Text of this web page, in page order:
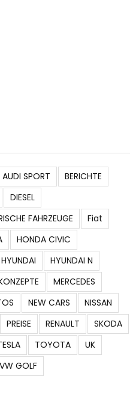
AUDI SPORT
BERICHTE
DIESEL
FAHRZEUGE
Fiat
HONDA CIVIC
HYUNDAI
HYUNDAI N
MERCEDES
NEW CARS
NISSAN
PREISE RENAULT
SKODA
TOYOTA
UK
VW GOLF